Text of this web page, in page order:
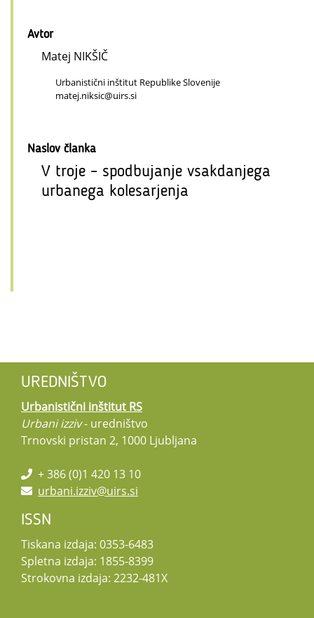
Avtor
Matej NIKŠIČ
Urbanistični inštitut Republike Slovenije
matej.niksic@uirs.si
Naslov članka
V troje – spodbujanje vsakdanjega
urbanega kolesarjenja
UREDNIŠTVO
Urbanistični inštitut RS
Urbani izziv- uredništvo
Trnovski pristan 2, 1000 Ljubljana
+ 386 (0)1 420 13 10
urbani.izziv@uirs.si
ISSN
Tiskana izdaja: 0353-6483
Spletna izdaja: 1855-8399
Strokovna izdaja: 2232-481X